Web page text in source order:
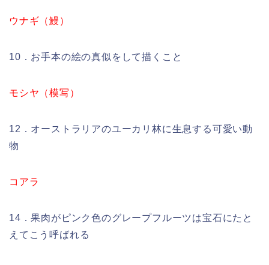
ウナギ（鰻）
10．お手本の絵の真似をして描くこと
モシヤ（模写）
12．オーストラリアのユーカリ林に生息する可愛い動
物
コアラ
14．果肉がピンク色のグレープフルーツは宝石にたと
えてこう呼ばれる